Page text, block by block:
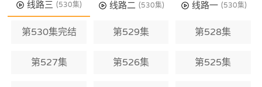
线路三 (530集) 线路二 (530集) 线路一 (530集)
第530集完结 第529集 第528集
第527集 第526集 第525集